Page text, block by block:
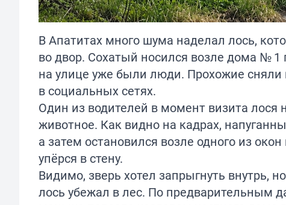
В Апатитах много шума наделал лось,
во двор. Сохатый носился возле дома №
на улице уже были люди. Прохожие
в социальных сетях.
Один из водителей в момент визита
животное. Как видно на кадрах,
а затем остановился возле одного из
упёрся в стену.
Видимо, зверь хотел запрыгнуть внутрь,
лось убежал в лес. По предварительным